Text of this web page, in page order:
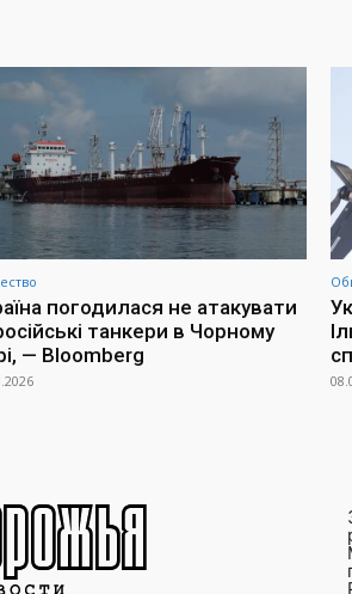
погодилася не атакувати
танкери в Чорному
— Bloomberg